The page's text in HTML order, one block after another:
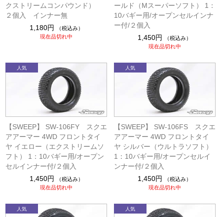
クストリームコンパウンド）
２個入 インナー無
1,180円
（税込み）
現在品切れ中
ールド（Mスーパーソフト） 1：
10バギー用/オープンセルインナ
ー付/２個入
1,450円
（税込み）
現在品切れ中
【SWEEP】 SW-106FY スクエ
アアーマー 4WD フロントタイ
ヤ イエロー（エクストリームソ
フト） 1：10バギー用/オープン
セルインナー付/２個入
1,450円
（税込み）
現在品切れ中
【SWEEP】 SW-106FS スクエ
アアーマー 4WD フロントタイ
ヤ シルバー（ウルトラソフト）
1：10バギー用/オープンセルイ
ンナー付/２個入
1,450円
（税込み）
現在品切れ中